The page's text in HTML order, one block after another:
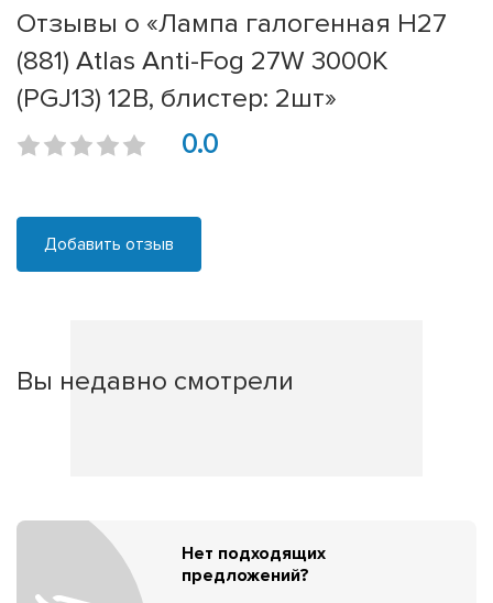
Отзывы о «Лампа галогенная H27
(881) Atlas Anti-Fog 27W 3000K
(PGJ13) 12В, блистер: 2шт»
0.0
Добавить отзыв
Вы недавно смотрели
Нет подходящих
предложений?